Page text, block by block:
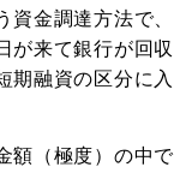
金調達方法で、
が来て銀行が回収
期融資の区分に入
額（極度）の中で